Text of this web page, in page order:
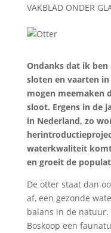
VAKBLAD ONDER
Ondanks dat ik ben
sloten en vaarten
mogen meemaken
sloot. Ergens in de
in Nederland, zo
waterkwaliteit
en groeit de
De otter staat dan
af, een gezonde
balans in de natuur.
Boskoop een